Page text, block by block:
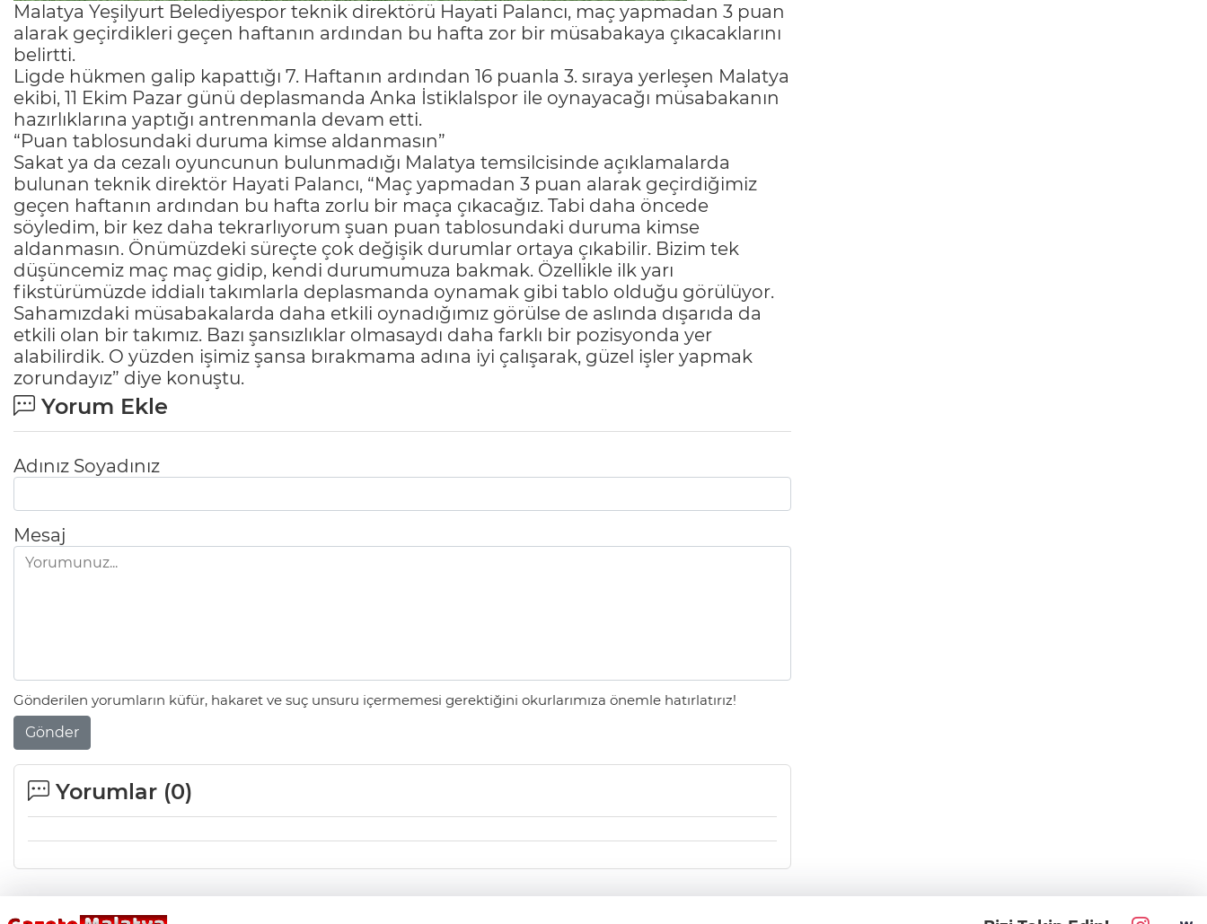
Malatya Yeşilyurt Belediyespor teknik direktörü Hayati Palancı, maç yapmadan 3 puan
alarak geçirdikleri geçen haftanın ardından bu hafta zor bir müsabakaya çıkacaklarını
belirtti.
Ligde hükmen galip kapattığı 7. Haftanın ardından 16 puanla 3. sıraya yerleşen Malatya
ekibi, 11 Ekim Pazar günü deplasmanda Anka İstiklalspor ile oynayacağı müsabakanın
hazırlıklarına yaptığı antrenmanla devam etti.
“Puan tablosundaki duruma kimse aldanmasın”
Sakat ya da cezalı oyuncunun bulunmadığı Malatya temsilcisinde açıklamalarda
bulunan teknik direktör Hayati Palancı, “Maç yapmadan 3 puan alarak geçirdiğimiz
geçen haftanın ardından bu hafta zorlu bir maça çıkacağız. Tabi daha öncede
söyledim, bir kez daha tekrarlıyorum şuan puan tablosundaki duruma kimse
aldanmasın. Önümüzdeki süreçte çok değişik durumlar ortaya çıkabilir. Bizim tek
düşüncemiz maç maç gidip, kendi durumumuza bakmak. Özellikle ilk yarı
fikstürümüzde iddialı takımlarla deplasmanda oynamak gibi tablo olduğu görülüyor.
Sahamızdaki müsabakalarda daha etkili oynadığımız görülse de aslında dışarıda da
etkili olan bir takımız. Bazı şansızlıklar olmasaydı daha farklı bir pozisyonda yer
alabilirdik. O yüzden işimiz şansa bırakmama adına iyi çalışarak, güzel işler yapmak
zorundayız” diye konuştu.
Yorum Ekle
Adınız Soyadınız
Mesaj
Gönderilen yorumların küfür, hakaret ve suç unsuru içermemesi gerektiğini okurlarımıza önemle hatırlatırız!
Gönder
Yorumlar (0)